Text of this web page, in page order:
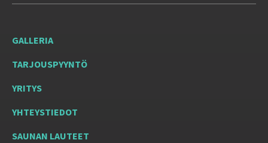
GALLERIA
TARJOUSPYYNTÖ
YRITYS
YHTEYSTIEDOT
SAUNAN LAUTEET